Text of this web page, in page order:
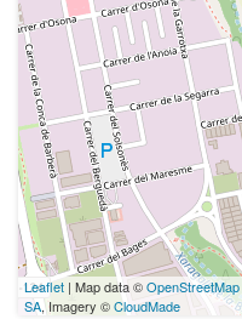
Leaflet | Map data ©OpenStreetMap
SA, Imagery ©CloudMade